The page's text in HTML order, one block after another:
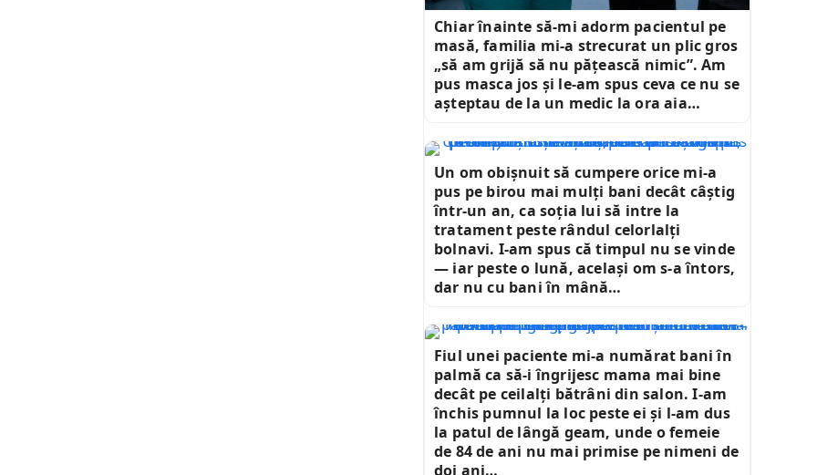
Chiar înainte să-mi adorm pacientul pe
masă, familia mi-a strecurat un plic gros
„să am grijă să nu pățească nimic”. Am
pus masca jos și le-am spus ceva ce nu se
așteptau de la un medic la ora aia…
Un om obișnuit să cumpere orice mi-a
pus pe birou mai mulți bani decât câștig
într-un an, ca soția lui să intre la
tratament peste rândul celorlalți
bolnavi. I-am spus că timpul nu se vinde
— iar peste o lună, același om s-a întors,
dar nu cu bani în mână…
Fiul unei paciente mi-a numărat bani în
palmă ca să-i îngrijesc mama mai bine
decât pe ceilalți bătrâni din salon. I-am
închis pumnul la loc peste ei și l-am dus
la patul de lângă geam, unde o femeie
de 84 de ani nu mai primise pe nimeni de
doi ani…